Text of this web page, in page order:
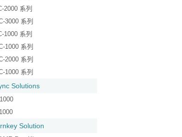
2000 系列
3000 系列
1000 系列
1000 系列
2000 系列
1000 系列
Solutions
Solution